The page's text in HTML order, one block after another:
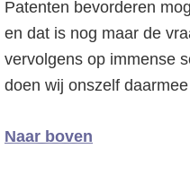
Patenten bevorderen
en dat is nog maar de
vervolgens op immense
doen wij onszelf
Naar boven